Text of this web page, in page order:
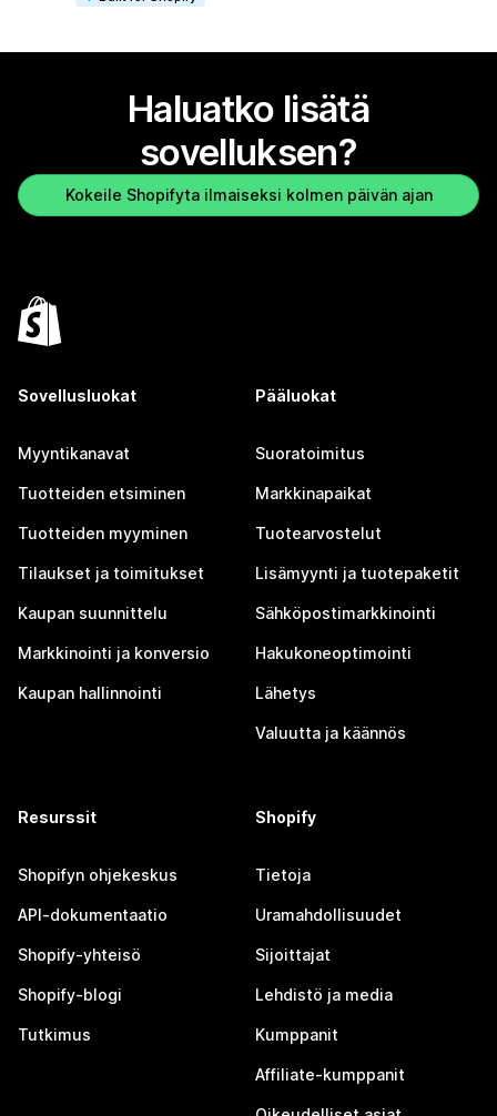
Haluatko lisätä
sovelluksen?
Kokeile Shopifyta ilmaiseksi kolmen päivän ajan
Sovellusluokat
Myyntikanavat
Tuotteiden etsiminen
Tuotteiden myyminen
Tilaukset ja toimitukset
Kaupan suunnittelu
Markkinointi ja konversio
Kaupan hallinnointi
Pääluokat
Suoratoimitus
Markkinapaikat
Tuotearvostelut
Lisämyynti ja tuotepaketit
Sähköpostimarkkinointi
Hakukoneoptimointi
Lähetys
Valuutta ja käännös
Resurssit
Shopifyn ohjekeskus
API-dokumentaatio
Shopify-yhteisö
Shopify-blogi
Tutkimus
Shopify
Tietoja
Uramahdollisuudet
Sijoittajat
Lehdistö ja media
Kumppanit
Affiliate-kumppanit